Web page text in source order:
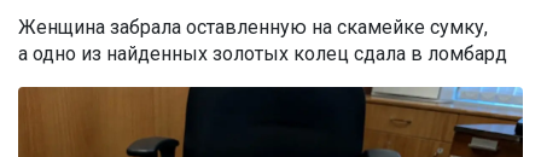
Женщина забрала оставленную на скамейке сумку,
а одно из найденных золотых колец сдала в ломбард